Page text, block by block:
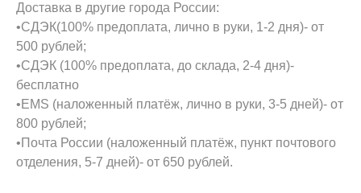
Доставка в другие города России:
•СДЭК(100% предоплата, лично в руки, 1-2 дня)- от
500 рублей;
•СДЭК (100% предоплата, до склада, 2-4 дня)-
бесплатно
•EMS (наложенный платёж, лично в руки, 3-5 дней)- от
800 рублей;
•Почта России (наложенный платёж, пункт почтового
отделения, 5-7 дней)- от 650 рублей.